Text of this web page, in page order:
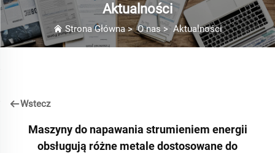
Aktualności
Strona Główna>O nas>Aktualności
Wstecz
Maszyny do napawania strumieniem energii
obsługują różne metale dostosowane do